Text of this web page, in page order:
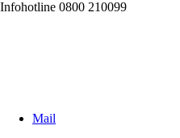
Infohotline 0800 210099
Mail